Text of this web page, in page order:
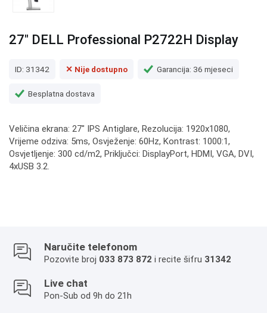
27" DELL Professional P2722H Display
ID: 31342 ✕ Nije dostupno Garancija: 36 mjeseci
Besplatna dostava
Veličina ekrana: 27" IPS Antiglare, Rezolucija: 1920x1080,
Vrijeme odziva: 5ms, Osvježenje: 60Hz, Kontrast: 1000:1,
Osvjetljenje: 300 cd/m2, Priključci: DisplayPort, HDMI, VGA, DVI,
4xUSB 3.2.
Naručite telefonom
Pozovite broj 033 873 872 i recite šifru 31342
Live chat
Pon-Sub od 9h do 21h